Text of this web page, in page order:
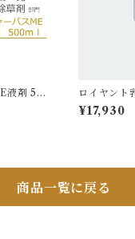
液剤 50
ロイヤン
¥17,930
商品一覧に戻る